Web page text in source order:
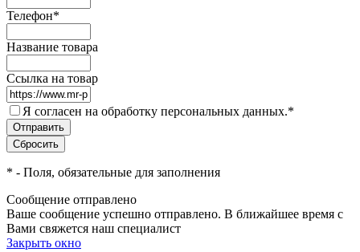
Телефон*
Название товара
Ссылка на товар
Я согласен на обработку персональных данных.*
* - Поля, обязательные для заполнения
Сообщение отправлено
Ваше сообщение успешно отправлено. В ближайшее время с
Вами свяжется наш специалист
Закрыть окно